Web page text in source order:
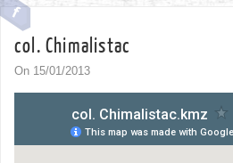
col. Chimalistac
On 15/01/2013